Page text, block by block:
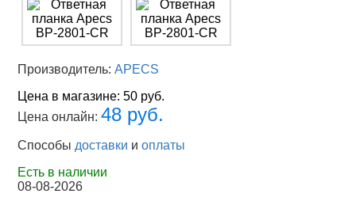
Производитель:APECS
Цена в магазине:50 руб.
Цена онлайн:48 руб.
Способы доставки иоплаты
Есть в наличии
08-08-2026